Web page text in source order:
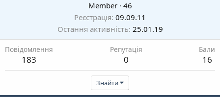
Member · 46
Реєстрація 09.09.11
Остання активність 25.01.19
Повідомлення
183
Репутація
0
Бали
16
Знайти